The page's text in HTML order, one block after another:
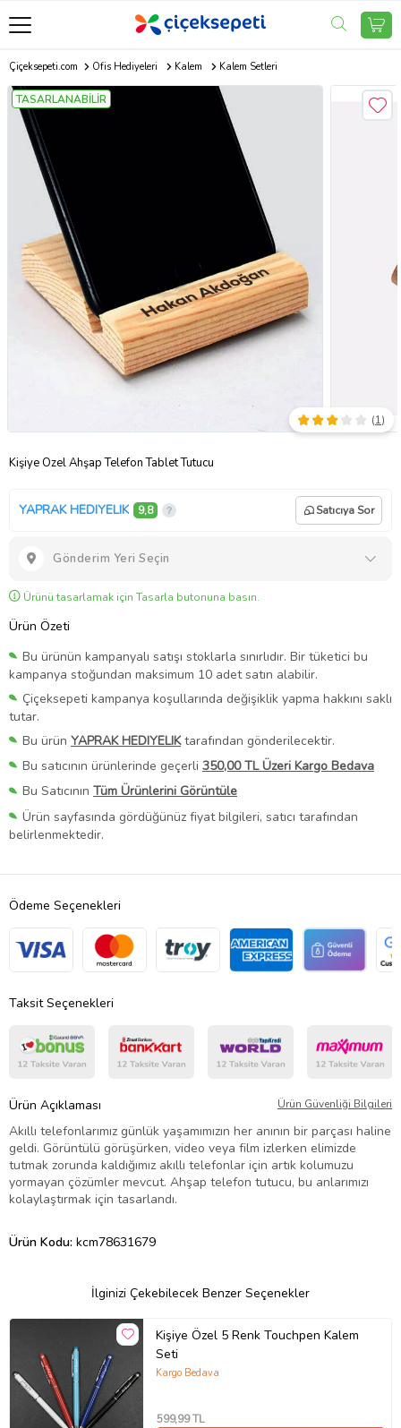
Çiçeksepeti.com Ofis Hediyeleri Kalem Kalem Setleri
TASARLANABİLİR
Kişiye Özel Ahşap Telefon Tablet Tutucu
(1)
YAPRAK HEDIYELIK 9,8 Satıcıya Sor
Gönderim Yeri Seçin
Ürünü tasarlamak için Tasarla butonuna basın.
Ürün Özeti
Bu ürünün kampanyalı satışı stoklarla sınırlıdır. Bir tüketici bu
kampanya stoğundan maksimum 10 adet satın alabilir.
Çiçeksepeti kampanya koşullarında değişiklik yapma hakkını saklı
tutar.
Bu ürün YAPRAK HEDIYELIKtarafından gönderilecektir.
Bu satıcının ürünlerinde geçerli 350,00 TL Üzeri Kargo Bedava
Bu Satıcının Tüm Ürünlerini Görüntüle
Ürün sayfasında gördüğünüz fiyat bilgileri, satıcı tarafından
belirlenmektedir.
Ödeme Seçenekleri
Taksit Seçenekleri
Ürün Açıklaması Ürün Güvenliği Bilgileri
Akıllı telefonlarımız günlük yaşamımızın her anının bir parçası haline
geldi. Görüntülü görüşürken, video veya film izlerken elimizde
tutmak zorunda kaldığımız akıllı telefonlar için artık kolumuzu
yormayan çözümler mevcut. Ahşap telefon tutucu, bu anlarımızı
kolaylaştırmak için tasarlandı.
Ürün Kodu: kcm78631679
İlginizi Çekebilecek Benzer Seçenekler
Kişiye Özel 5 Renk Touchpen Kalem
Seti
Kargo Bedava
599,99 TL